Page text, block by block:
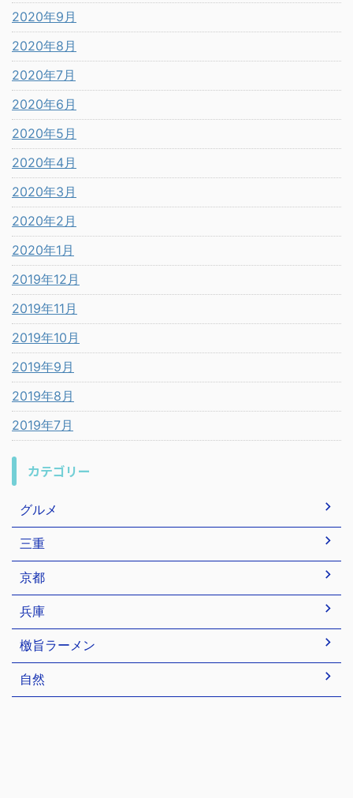
2020年9月
2020年8月
2020年7月
2020年6月
2020年5月
2020年4月
2020年3月
2020年2月
2020年1月
2019年12月
2019年11月
2019年10月
2019年9月
2019年8月
2019年7月
カテゴリー
グルメ
三重
京都
兵庫
檄旨ラーメン
自然